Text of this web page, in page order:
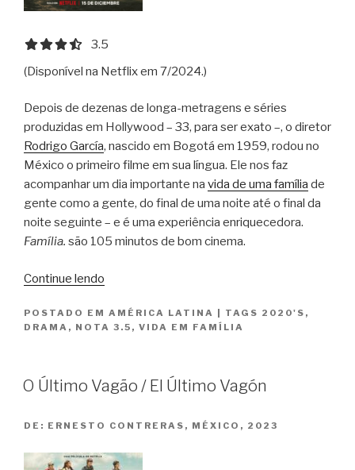
3.5 out of 5.0 stars
3.5
(Disponível na Netflix em 7/2024.)
Depois de dezenas de longa-metragens e séries
produzidas em Hollywood – 33, para ser exato –, o diretor
Rodrigo García, nascido em Bogotá em 1959, rodou no
México o primeiro filme em sua língua. Ele nos faz
acompanhar um dia importante na vida de uma família de
gente como a gente, do final de uma noite até o final da
noite seguinte – e é uma experiência enriquecedora.
Família. são 105 minutos de bom cinema.
Continue lendo
POSTADO EM AMÉRICA LATINA TAGS 2020'S ,
DRAMA , NOTA 3.5 , VIDA EM FAMÍLIA
O Último Vagão / El Último Vagón
DE: ERNESTO CONTRERAS, MÉXICO, 2023